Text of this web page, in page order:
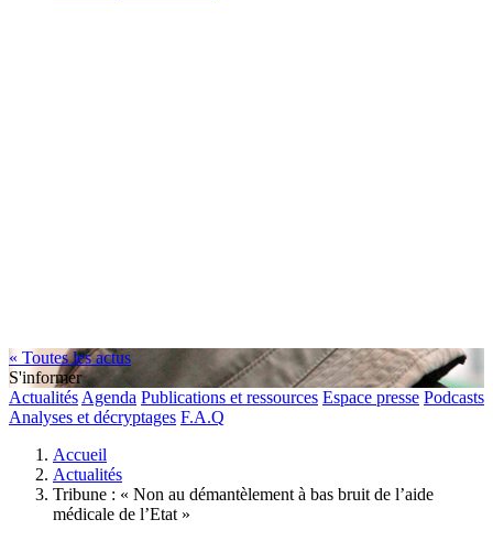
« Toutes les actus
S'informer
Actualités Agenda Publications et ressources Espace presse Podcasts
Analyses et décryptages F.A.Q
Accueil
Actualités
Tribune : « Non au démantèlement à bas bruit de l’aide
médicale de l’Etat »